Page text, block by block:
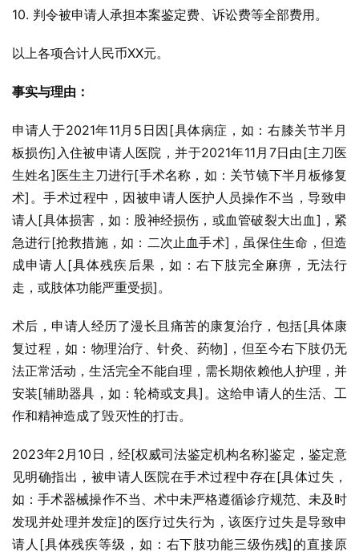
10. 判令被申请人承担本案鉴定费、诉讼费等全部费用。
以上各项合计人民币XX元。
事实与理由：
申请人于2021年11月5日因[具体病症，如：右膝关节半月
板损伤]入住被申请人医院，并于2021年11月7日由[主刀医
生姓名]医生主刀进行[手术名称，如：关节镜下半月板修复
术]。手术过程中，因被申请人医护人员操作不当，导致申
请人[具体损害，如：股神经损伤，或血管破裂大出血]，紧
急进行[抢救措施，如：二次止血手术]，虽保住生命，但造
成申请人[具体残疾后果，如：右下肢完全麻痹，无法行
走，或肢体功能严重受损]。
术后，申请人经历了漫长且痛苦的康复治疗，包括[具体康
复过程，如：物理治疗、针灸、药物]，但至今右下肢仍无
法正常活动，生活完全不能自理，需长期依赖他人护理，并
安装[辅助器具，如：轮椅或支具]。这给申请人的生活、工
作和精神造成了毁灭性的打击。
2023年2月10日，经[权威司法鉴定机构名称]鉴定，鉴定意
见明确指出，被申请人医院在手术过程中存在[具体过失，
如：手术器械操作不当、术中未严格遵循诊疗规范、未及时
发现并处理并发症]的医疗过失行为，该医疗过失是导致申
请人[具体残疾等级，如：右下肢功能三级伤残]的直接原